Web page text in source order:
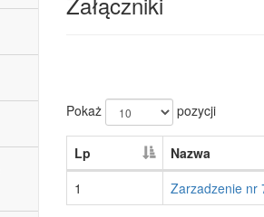
Pokaż pozycji
Lp Nazwa
1
Zarzadzenie nr